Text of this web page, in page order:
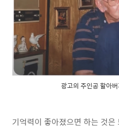
광고의 주인공 할아
기억력이 좋아졌으면 하는 것